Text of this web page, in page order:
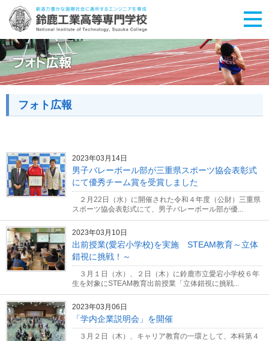
フォト広報
2023年03月14日
男子バレーボール部が三重県スポーツ協会表彰式
にて優秀チーム賞を受賞しました
２月22日（水）に開催された令和４年度（公財）三重県
スポーツ協会表彰式にて、男子バレーボール部が優...
2023年03月10日
出前授業(愛宕小学校)を実施 STEAM教育～立体
錯視に挑戦！～
３月１日（水）、２日（木）に鈴鹿市立愛宕小学校６年
生を対象にSTEAM教育出前授業「立体錯視に挑戦...
2023年03月06日
「学内企業説明会」を開催
３月２日（木）、キャリア教育の一環として、本科第４